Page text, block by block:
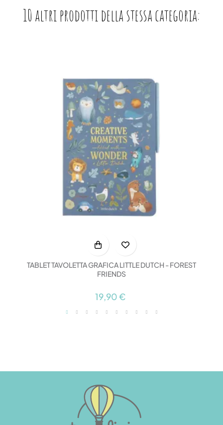
10 altri prodotti della stessa categoria:
TABLET TAVOLETTA GRAFICA LITTLE DUTCH - FOREST
FRIENDS
19,90 €